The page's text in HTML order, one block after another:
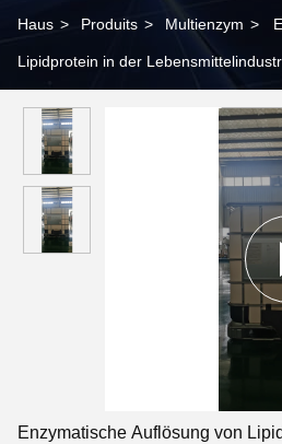
Haus > Produits > Multienzym >
Lipidprotein in der
Enzymatische Auflösung von